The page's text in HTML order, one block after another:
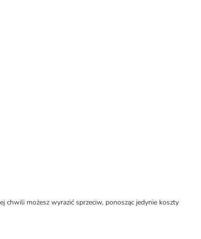
możesz wyrazić sprzeciw, ponosząc jedynie koszty